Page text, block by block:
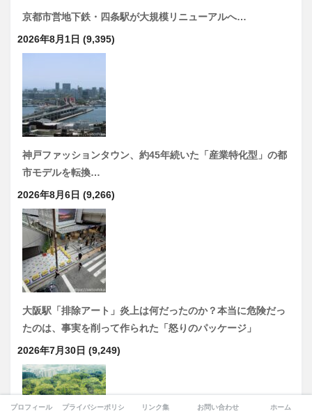
京都市営地下鉄・四条駅が大規模リニューアルへ…
2026年8月1日 (9,395)
神戸ファッションタウン、約45年続いた「産業特化型」の都
市モデルを転換…
2026年8月6日 (9,266)
大阪駅「排除アート」炎上は何だったのか？本当に危険だっ
たのは、事実を削って作られた「怒りのパッケージ」
2026年7月30日 (9,249)
プロフィール プライバシーポリシー リンク集 お問い合わせ ホーム